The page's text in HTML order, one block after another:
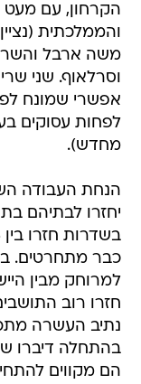
הקרחון, עם
והממלכתית
משה ארבל והשר
וסרלאוף. שני
אפשרי שמונח
לפחות עסוקים
מחדש).
הנחת העבודה
יחזרו לבתיהם
כבר מתחרטים.
למרוחק מבין
חזרו רוב
נתיב העשרה
בהתחלה דיברו
הם מקווים